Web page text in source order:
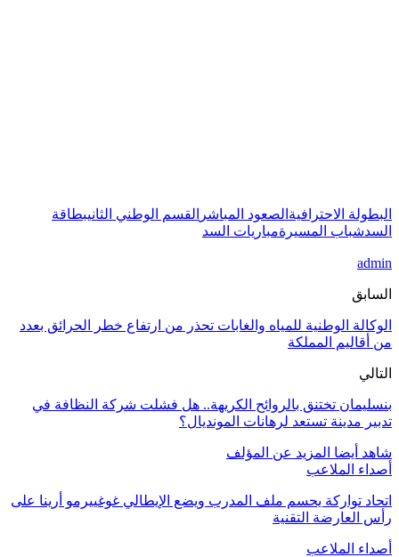
البطولة الاحترافية الصعود المباشر القسم الوطني الثانيبطاقة
السدشباب المسيرةمباريات السد
admin
السابق
الوكالة الوطنية للمياه والغابات تحذر من ارتفاع خطر الحرائق بعدد
من أقاليم المملكة
التالي
بنسليمان تختنق بالروائح الكريهة.. هل فشلت شركة النظافة في
تدبير مدينة تستعد لرهانات المونديال؟
شاهد أيضا المزيد عن المؤلف
أصداء الملاعب
اتحاد تواركة يحسم ملف المدرب ويضع الإيطالي غوغييرمو أرينا على
رأس العارضة التقنية
أصداء الملاعب